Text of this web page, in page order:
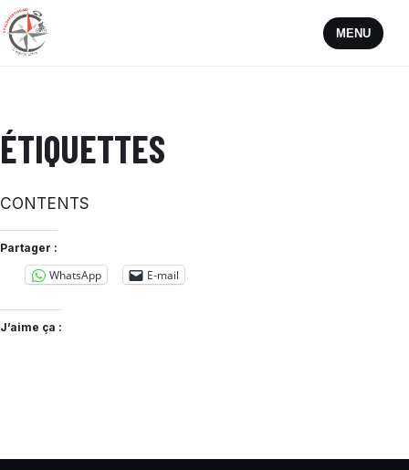
MENU
ÉTIQUETTES
CONTENTS
Partager :
WhatsApp E-mail
J’aime ça :